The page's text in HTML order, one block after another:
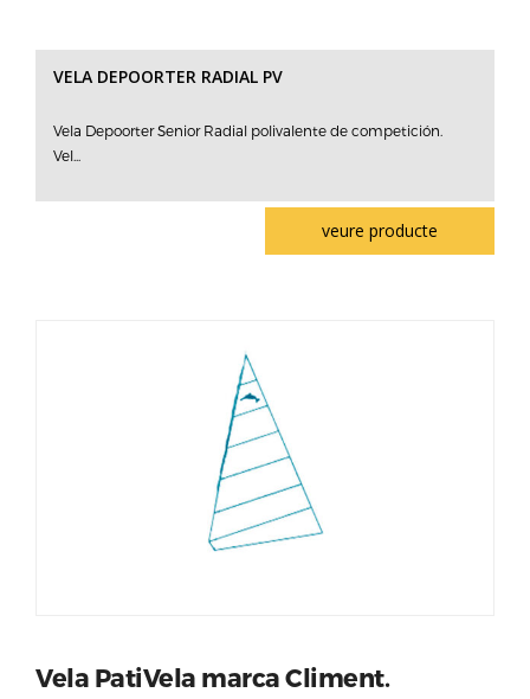
VELA DEPOORTER RADIAL PV
Vela Depoorter Senior Radial polivalente de competición.
Vel...
veure producte
Vela PatiVela marca Climent.